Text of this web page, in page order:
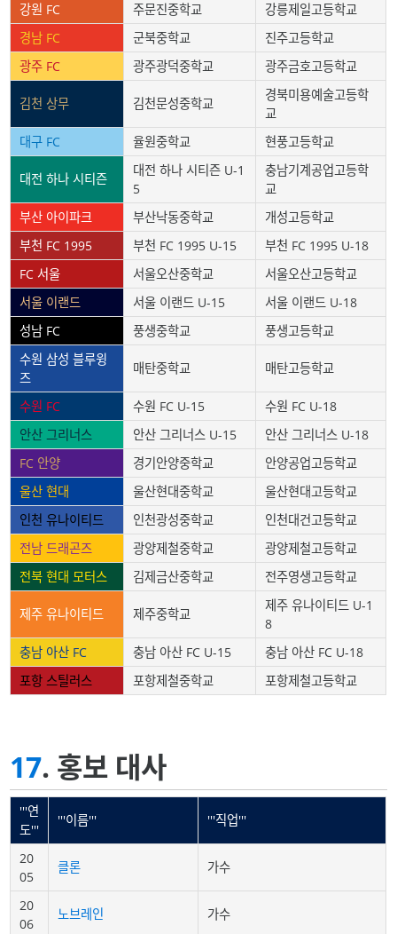
강원 FC
주문진중학교
강릉제일고등학교
경남 FC
군북중학교
진주고등학교
광주 FC
광주광덕중학교 광주금호고등학교
김천 상무 김천문성중학교
경북미용예술고등학
교
대구 FC
율원중학교 현풍고등학교
대전 하나 시티즌
대전 하나 시티즌 U-1
5
충남기계공업고등학
교
부산 아이파크
부산낙동중학교
개성고등학교
부천 FC 1995
부천 FC 1995 U-15
부천 FC 1995 U-18
FC 서울
서울오산중학교
서울오산고등학교
서울 이랜드
서울 이랜드 U-15
서울 이랜드 U-18
성남 FC
풍생중학교
풍생고등학교
수원 삼성 블루윙
즈
매탄중학교 매탄고등학교
수원 FC 수원 FC U-15
수원 FC U-18
안산 그리너스
안산 그리너스 U-15
안산 그리너스 U-18
FC 안양
경기안양중학교
안양공업고등학교
울산 현대
울산현대중학교
울산현대고등학교
인천 유나이티드
인천광성중학교
인천대건고등학교
전남 드래곤즈
광양제철중학교
광양제철고등학교
전북 현대 모터스
김제금산중학교 전주영생고등학교
제주 유나이티드 제주중학교
제주 유나이티드 U-1
8
충남 아산 FC
충남 아산 FC U-15
충남 아산 FC U-18
포항 스틸러스
포항제철중학교 포항제철고등학교
17. 홍보 대사
'''연
도'''
'''이름''' '''직업'''
20
05
클론 가수
20
06
노브레인 가수